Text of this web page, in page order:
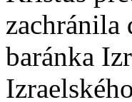
zachránila
baránka